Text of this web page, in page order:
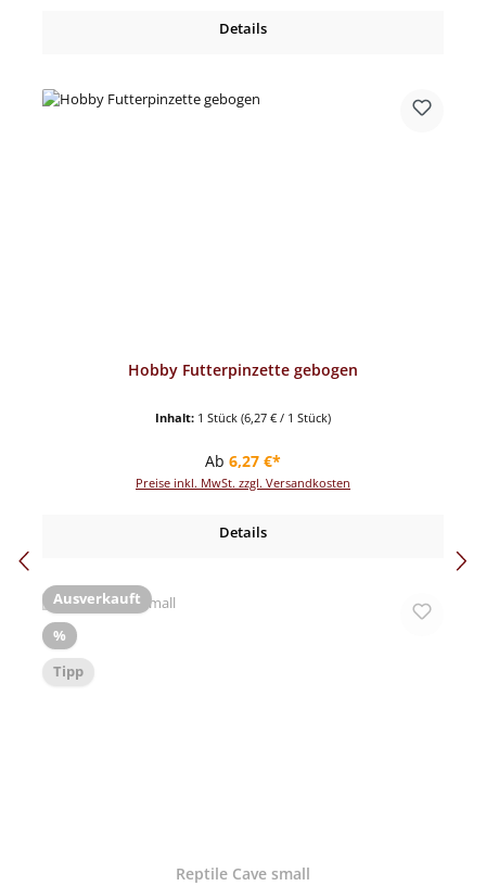
Details
Hobby Futterpinzette gebogen
Inhalt: 1 Stück (6,27 € / 1 Stück)
Regulärer Preis:
Ab 6,27 €*
Preise inkl. MwSt. zzgl. Versandkosten
Details
Ausverkauft
%Rabatt
Tipp
Reptile Cave small